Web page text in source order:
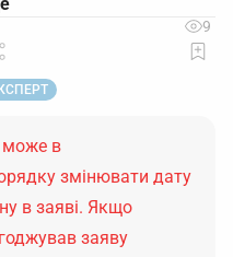
9
може в
змінювати дату
в заяві. Якщо
заяву